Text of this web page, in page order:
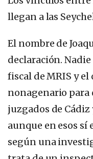
llegan a las
El nombre de
declaración.
fiscal de MRIS y
nonagenario para
juzgados de
aunque en esos
según una